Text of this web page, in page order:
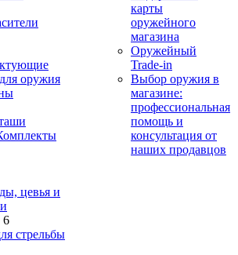
оружия
цевья и
стрельбы
карты
оружейного
магазина
Оружейный
Trade-in
Выбор оружия в
магазине:
профессиональная
помощь и
консультация от
наших продавцов